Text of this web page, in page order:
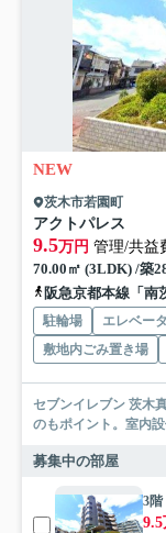
NEW
茨木市若園町
アクトパレス
9.5万円 管理/共益
70.00㎡ (3LDK) /築
阪急京都本線「南
駐輪場 エレベー
敷地内ごみ置き場
セブンイレブン 茨木
のもポイント。室内
募集中の部屋
3階
9.5